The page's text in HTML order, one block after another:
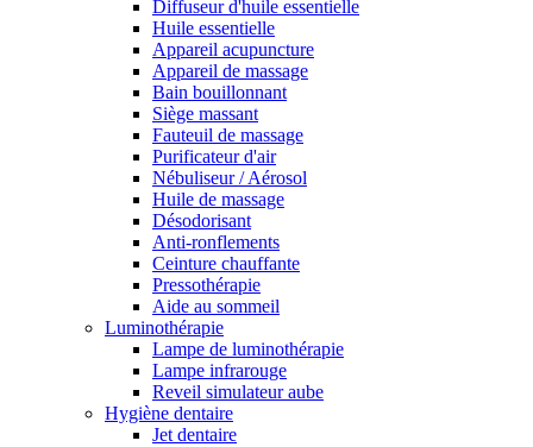
Diffuseur d'huile essentielle
Huile essentielle
Appareil acupuncture
Appareil de massage
Bain bouillonnant
Siège massant
Fauteuil de massage
Purificateur d'air
Nébuliseur / Aérosol
Huile de massage
Désodorisant
Anti-ronflements
Ceinture chauffante
Pressothérapie
Aide au sommeil
Luminothérapie
Lampe de luminothérapie
Lampe infrarouge
Reveil simulateur aube
Hygiène dentaire
Jet dentaire